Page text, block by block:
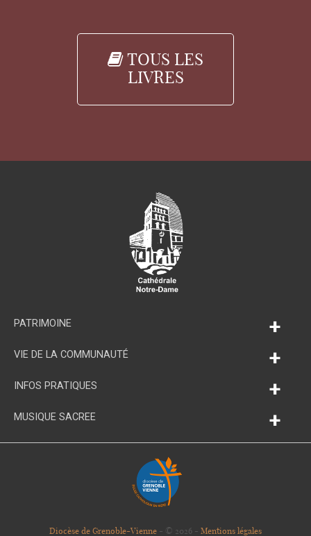
TOUS LES
LIVRES
PATRIMOINE +
VIE DE LA COMMUNAUTÉ +
INFOS PRATIQUES +
MUSIQUE SACREE +
Diocèse de Grenoble-Vienne - © 2026 - Mentions légales